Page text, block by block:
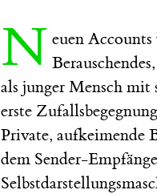
N euen
als junger Mensch
erste
Private, aufkeimende
dem Sender-